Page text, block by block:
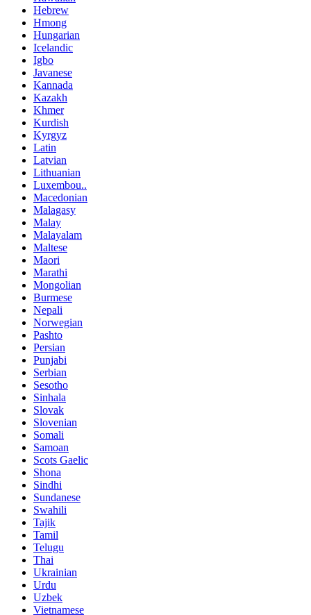
Hebrew
Hmong
Hungarian
Icelandic
Igbo
Javanese
Kannada
Kazakh
Khmer
Kurdish
Kyrgyz
Latin
Latvian
Lithuanian
Luxembou..
Macedonian
Malagasy
Malay
Malayalam
Maltese
Maori
Marathi
Mongolian
Burmese
Nepali
Norwegian
Pashto
Persian
Punjabi
Serbian
Sesotho
Sinhala
Slovak
Slovenian
Somali
Samoan
Scots Gaelic
Shona
Sindhi
Sundanese
Swahili
Tajik
Tamil
Telugu
Thai
Ukrainian
Urdu
Uzbek
Vietnamese